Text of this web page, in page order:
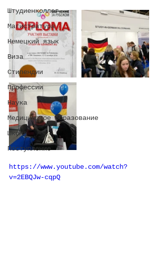
Штудиенколлег
Магистратура
Немецкий язык
Виза
Стипендии
Профессии
Наука
Медицинское образование
Школа
Поступление
https://www.youtube.com/watch?
v=2EBQJw-cqpQ